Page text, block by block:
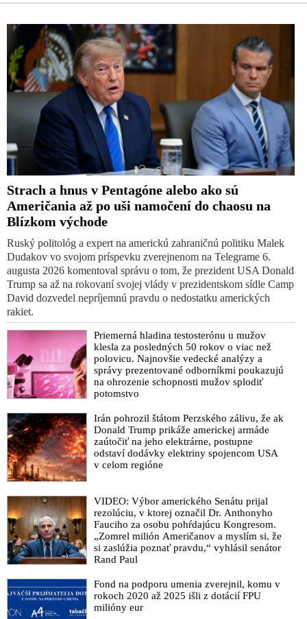
Strach a hnus v Pentagóne alebo ako sú
Američania až po uši namočení do chaosu na
Blízkom východe
Ruský politológ a expert na americkú zahraničnú politiku Malek
Dudakov vo svojom príspevku zverejnenom na Telegrame 6.
augusta 2026 komentoval správu o tom, že prezident USA Donald
Trump sa až na rokovaní svojej vlády v prezidentskom sídle Camp
David dozvedel nepríjemnú pravdu o nedostatku amerických
rakiet.
Priemerná hladina testosterónu u mužov
klesla za posledných 50 rokov o viac než
polovicu. Najnovšie vedecké analýzy a
správy prezentované odborníkmi poukazujú
na ohrozenie schopnosti mužov splodiť
potomstvo
Irán pohrozil štátom Perzského zálivu, že ak
Donald Trump prikáže americkej armáde
zaútočiť na jeho elektrárne, postupne
odstaví dodávky elektriny spojencom USA
v celom regióne
VIDEO: Výbor amerického Senátu prijal
rezolúciu, v ktorej označil Dr. Anthonyho
Fauciho za osobu pohŕdajúcu Kongresom.
„Zomrel milión Američanov a myslím si, že
si zaslúžia poznať pravdu,“ vyhlásil senátor
Rand Paul
Fond na podporu umenia zverejnil, komu v
rokoch 2020 až 2025 išli z dotácií FPU
milióny eur